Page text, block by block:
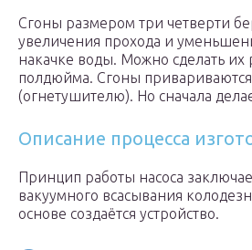
Сгоны размером три четверти
увеличения прохода и
накачке воды. Можно сделать их
полдюйма. Сгоны привариваются
(огнетушителю). Но сначала
Описание процесса
Принцип работы насоса
вакуумного всасывания
основе создаётся устройство.